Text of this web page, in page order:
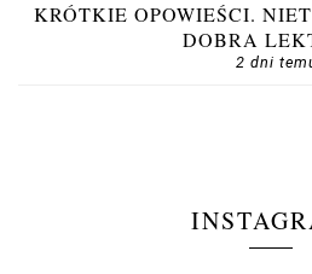
KRÓTKIE OPOWIEŚCI.
DOBRA
2 dni